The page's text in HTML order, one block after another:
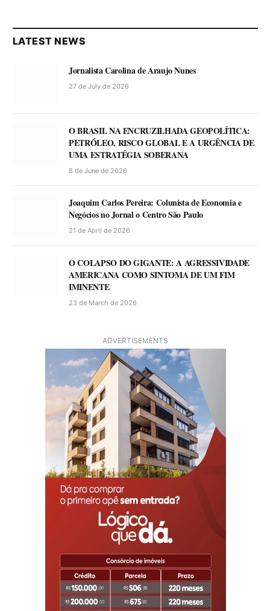
LATEST NEWS
Jornalista Carolina de Araujo Nunes
27 de July de 2026
O BRASIL NA ENCRUZILHADA GEOPOLÍTICA:
PETRÓLEO, RISCO GLOBAL E A URGÊNCIA DE
UMA ESTRATÉGIA SOBERANA
8 de June de 2026
Joaquim Carlos Pereira: Colunista de Economia e
Negócios no Jornal o Centro São Paulo
21 de April de 2026
O COLAPSO DO GIGANTE: A AGRESSIVIDADE
AMERICANA COMO SINTOMA DE UM FIM
IMINENTE
23 de March de 2026
ADVERTISEMENTS